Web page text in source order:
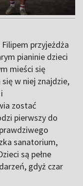
przyjeżdża
pianinie dzieci
mieści się
w niej znajdzie,
zostać
pierwszy do
sanatorium,
są pełne
gdyż czar